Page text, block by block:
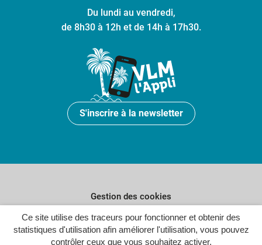
Ce site utilise des traceurs pour fonctionner et obtenir des
statistiques d'utilisation afin améliorer l'utilisation, vous pouvez
contrôler ceux que vous souhaitez activer.
Du lundi au vendredi,
de 8h30 à 12h et de 14h à 17h30.
S'inscrire à la newsletter
Gestion des cookies
Plan du site
Politique de confidentialité